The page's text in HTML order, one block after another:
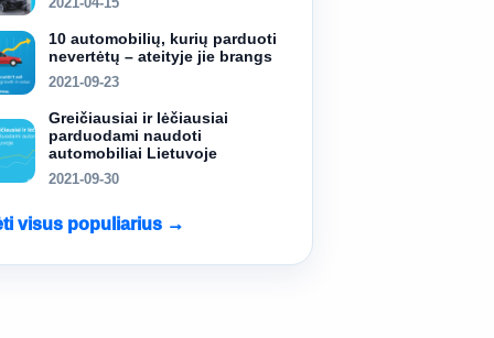
10 automobilių, kurių parduoti
nevertėtų – ateityje jie brangs
2021-09-23
Greičiausiai ir lėčiausiai
parduodami naudoti
automobiliai Lietuvoje
2021-09-30
visus populiarius →